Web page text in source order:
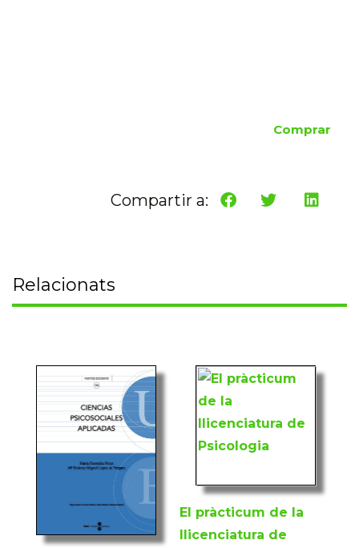
Comprar
Compartir a:
Relacionats
El pràcticum de la
llicenciatura de